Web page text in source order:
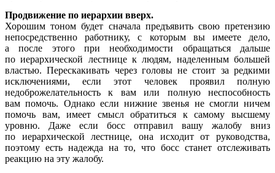
Продвижение по иерархии вверх.
Хорошим тоном будет сначала предъявить свою претензию
непосредственно работнику, с которым вы имеете дело,
а после этого при необходимости обращаться дальше
по иерархической лестнице к людям, наделенным большей
властью. Перескакивать через головы не стоит за редкими
исключениями, если этот человек проявил полную
недоброжелательность к вам или полную неспособность
вам помочь. Однако если нижние звенья не смогли ничем
помочь вам, имеет смысл обратиться к самому высшему
уровню. Даже если босс отправил вашу жалобу вниз
по иерархической лестнице, она исходит от руководства,
поэтому есть надежда на то, что босс станет отслеживать
реакцию на эту жалобу.